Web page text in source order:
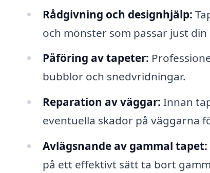
Rådgivning och designhjälp:
och mönster som passar just
Påföring av tapeter:
bubblor och snedvridningar.
Reparation av väggar: Innan
eventuella skador på väggarna
Avlägsnande av gammal tapet:
på ett effektivt sätt ta bort